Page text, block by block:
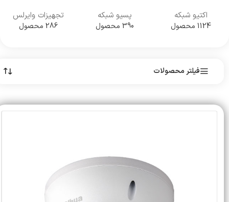
اکتیو شبکه
1124 محصول
پسیو شبکه
390 محصول
تجهیزات وایرلس
286 محصول
فیلتر محصولات